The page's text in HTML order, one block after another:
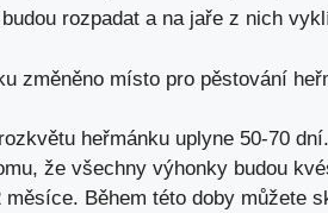
rozpadat a na jaře z nich
změněno místo pro pěstování
heřmánku uplyne 50-70
že všechny výhonky budou
Během této doby můžete